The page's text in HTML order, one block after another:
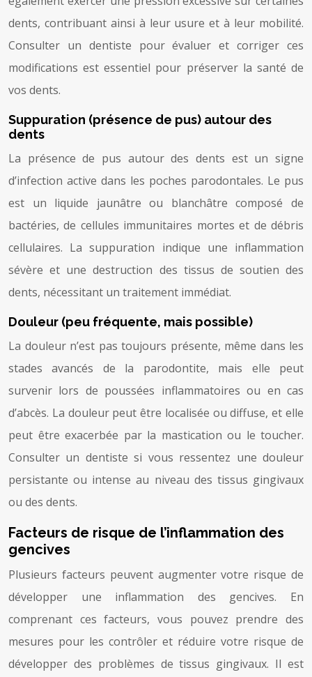
dents, contribuant ainsi à leur usure et à leur mobilité.
Consulter un dentiste pour évaluer et corriger ces
modifications est essentiel pour préserver la santé de
vos dents.
Suppuration (présence de pus) autour des
dents
La présence de pus autour des dents est un signe
d’infection active dans les poches parodontales. Le pus
est un liquide jaunâtre ou blanchâtre composé de
bactéries, de cellules immunitaires mortes et de débris
cellulaires. La suppuration indique une inflammation
sévère et une destruction des tissus de soutien des
dents, nécessitant un traitement immédiat.
Douleur (peu fréquente, mais possible)
La douleur n’est pas toujours présente, même dans les
stades avancés de la parodontite, mais elle peut
survenir lors de poussées inflammatoires ou en cas
d’abcès. La douleur peut être localisée ou diffuse, et elle
peut être exacerbée par la mastication ou le toucher.
Consulter un dentiste si vous ressentez une douleur
persistante ou intense au niveau des tissus gingivaux
ou des dents.
Facteurs de risque de l’inflammation des
gencives
Plusieurs facteurs peuvent augmenter votre risque de
développer une inflammation des gencives. En
comprenant ces facteurs, vous pouvez prendre des
mesures pour les contrôler et réduire votre risque de
développer des problèmes de tissus gingivaux. Il est